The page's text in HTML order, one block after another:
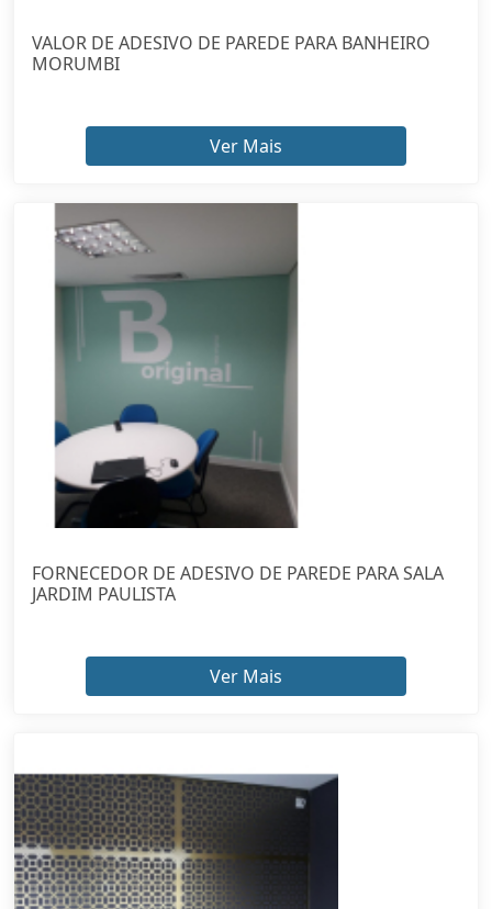
VALOR DE ADESIVO DE PAREDE PARA BANHEIRO
MORUMBI
Ver Mais
FORNECEDOR DE ADESIVO DE PAREDE PARA SALA
JARDIM PAULISTA
Ver Mais